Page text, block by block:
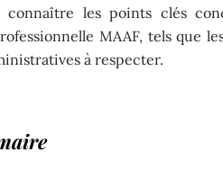
connaître les points clés
MAAF, tels que
à respecter.